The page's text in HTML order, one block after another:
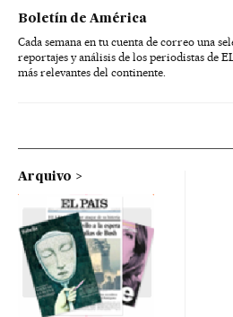
Boletín de América
Cada semana en tu cuenta de correo una
reportajes y análisis de los periodistas de
más relevantes del continente.
Arquivo